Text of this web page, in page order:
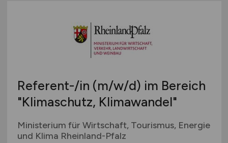
Referent-/in (m/w/d) im Bereich
"Klimaschutz, Klimawandel"
Ministerium für Wirtschaft, Tourismus, Energie
und Klima Rheinland-Pfalz